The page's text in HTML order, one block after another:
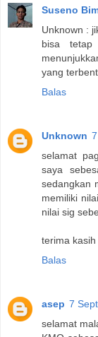
Suseno
Unknown :
bisa tetap
yang
Balas
Unknown
selamat
saya
sedangkan
memiliki
nilai sig
terima kasih
Balas
asep 7
selamat